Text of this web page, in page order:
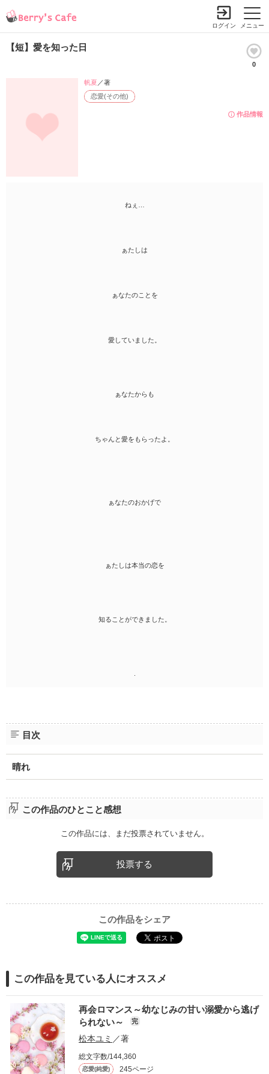
メニュー
ログイン
【短】愛を知った日
0
作品情報
恋愛(その他)
帆夏 ／著
ねぇ…
ぁたしは
ぁなたのことを
愛していました。
ぁなたからも
ちゃんと愛をもらったよ。
ぁなたのおかげで
ぁたしは本当の恋を
知ることができました。
目次
晴れ
この作品のひとこと感想
この作品には、まだ投票されていません。
投票する
この作品をシェア
この作品を見ている人にオススメ
再会ロマンス～幼なじみの甘い溺愛から逃げ
られない～
完
松本ユミ ／著
総文字数/144,360
恋愛(純愛) 245ページ